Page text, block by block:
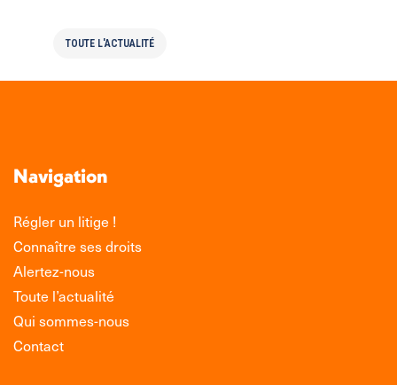
TOUTE L'ACTUALITÉ
Navigation
Régler un litige !
Connaître ses droits
Alertez-nous
Toute l’actualité
Qui sommes-nous
Contact